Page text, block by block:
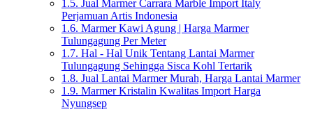
1.5. Jual Marmer Carrara Marble Import Italy
Perjamuan Artis Indonesia
1.6. Marmer Kawi Agung | Harga Marmer
Tulungagung Per Meter
1.7. Hal - Hal Unik Tentang Lantai Marmer
Tulungagung Sehingga Sisca Kohl Tertarik
1.8. Jual Lantai Marmer Murah, Harga Lantai Marmer
1.9. Marmer Kristalin Kwalitas Import Harga
Nyungsep